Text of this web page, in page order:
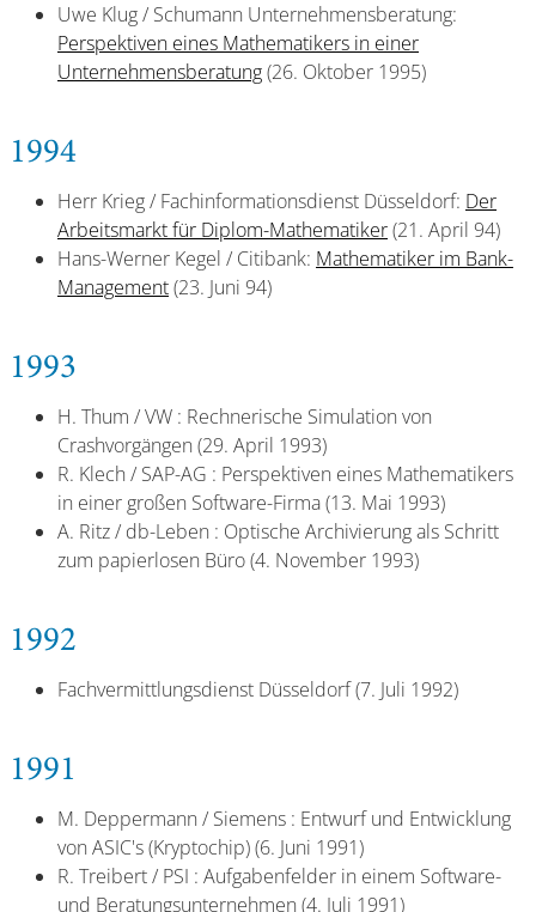
Uwe Klug / Schumann Unternehmensberatung:
Perspektiven eines Mathematikers in einer
Unternehmensberatung(26. Oktober 1995)
1994
Herr Krieg / Fachinformationsdienst Düsseldorf: Der
Arbeitsmarkt für Diplom-Mathematiker(21. April 94)
Hans-Werner Kegel / Citibank: Mathematiker im Bank-
Management(23. Juni 94)
1993
H. Thum / VW : Rechnerische Simulation von
Crashvorgängen (29. April 1993)
R. Klech / SAP-AG : Perspektiven eines Mathematikers
in einer großen Software-Firma (13. Mai 1993)
A. Ritz / db-Leben : Optische Archivierung als Schritt
zum papierlosen Büro (4. November 1993)
1992
Fachvermittlungsdienst Düsseldorf (7. Juli 1992)
1991
M. Deppermann / Siemens : Entwurf und Entwicklung
von ASIC's (Kryptochip) (6. Juni 1991)
R. Treibert / PSI : Aufgabenfelder in einem Software-
und Beratungsunternehmen (4. Juli 1991)